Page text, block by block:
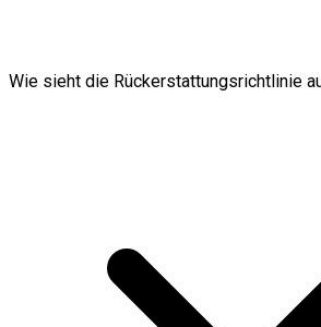
Wie sieht die Rückerstattungsrichtlinie